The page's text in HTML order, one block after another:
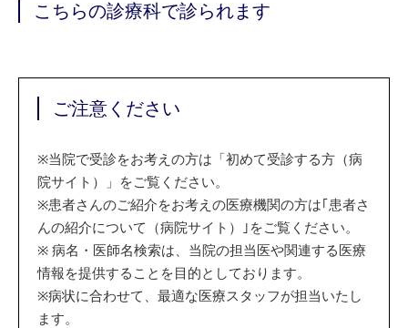
こちらの診療科で診られます
ご注意ください
※当院で受診をお考えの方は「初めて受診する方（病
院サイト）」をご覧ください。
※患者さんのご紹介をお考えの医療機関の方は｢患者さ
んの紹介について（病院サイト）｣をご覧ください。
※ 病名・医師名検索は、当院の担当医や関連する医療
情報を提供することを目的としております。
※病状に合わせて、最適な医療スタッフが担当いたし
ます。